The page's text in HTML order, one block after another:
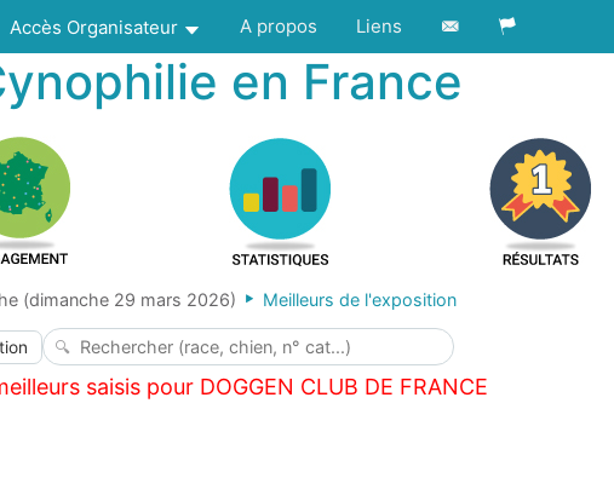
Accès Organisateur A propos Liens
en France
(dimanche 29 mars 2026) Meilleurs de l'exposition
saisis pour DOGGEN CLUB DE FRANCE